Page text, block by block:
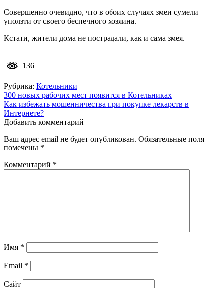
Совершенно очевидно, что в обоих случаях змеи сумели
уползти от своего беспечного хозяина.
Кстати, жители дома не пострадали, как и сама змея.
136
Рубрика: Котельники
Навигация
по
записям
300 новых рабочих мест появится в Котельниках
Как избежать мошенничества при покупке лекарств в
Интернете?
Добавить комментарий
Ваш адрес email не будет опубликован. Обязательные поля
помечены *
Комментарий *
Имя *
Email *
Сайт